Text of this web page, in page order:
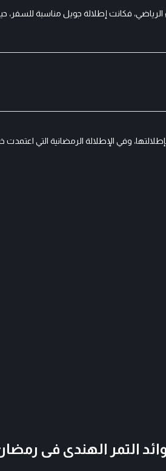
فكانت إطلالة جويل مناسبة للسفر،
وفي الإطلالة الرمضانية التي اعتمدت
التمر الهندى فى